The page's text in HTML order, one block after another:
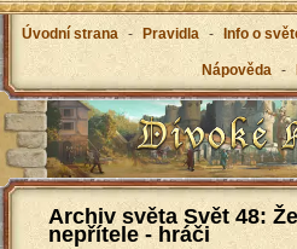
Úvodní strana - Pravidla - Info o
Nápověda -
Archiv světa Svět 48:
nepřítele - hráči